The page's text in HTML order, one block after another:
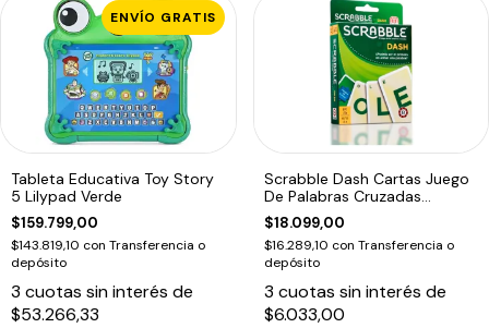
ENVÍO GRATIS
Tableta Educativa Toy Story
5 Lilypad Verde
$159.799,00
$143.819,10 con Transferencia o
depósito
3 cuotas sin interés de
$53.266,33
Scrabble Dash Cartas Juego
De Palabras Cruzadas
901589 Edu
$18.099,00
$16.289,10 con Transferencia o
depósito
3 cuotas sin interés de
$6.033,00